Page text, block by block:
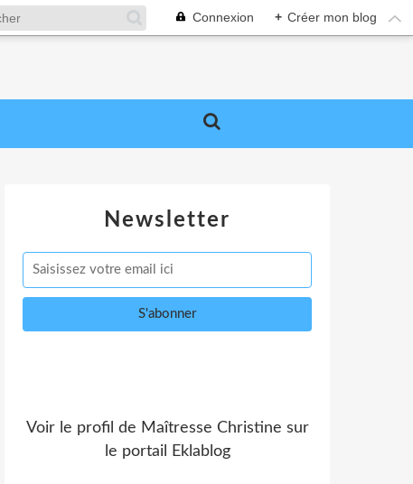
Connexion + Créer mon blog
Newsletter
Voir le profil de Maîtresse Christine sur
le portail Eklablog